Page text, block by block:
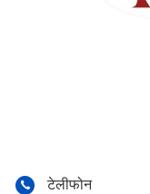
टेलीफोन